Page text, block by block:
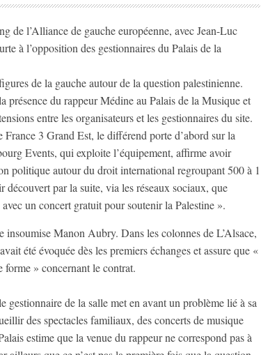
de l’Alliance de gauche européenne, avec Jean-Luc
à l’opposition des gestionnaires du Palais de la
de la gauche autour de la question palestinienne.
présence du rappeur Médine au Palais de la Musique et
entre les organisateurs et les gestionnaires du site.
France 3 Grand Est, le différend porte d’abord sur la
Events, qui exploite l’équipement, affirme avoir
politique autour du droit international regroupant 500 à 1
découvert par la suite, via les réseaux sociaux, que
un concert gratuit pour soutenir la Palestine ».
insoumise Manon Aubry. Dans les colonnes de L’Alsace,
été évoquée dès les premiers échanges et assure que «
forme » concernant le contrat.
gestionnaire de la salle met en avant un problème lié à sa
des spectacles familiaux, des concerts de musique
estime que la venue du rappeur ne correspond pas à